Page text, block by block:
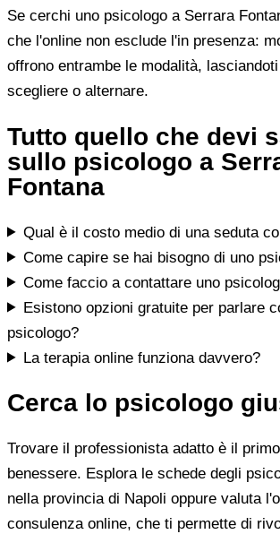
Se cerchi uno psicologo a Serrara
che l'online non esclude l'in presenza:
offrono entrambe le modalità,
scegliere o alternare.
Tutto quello che devi
sullo psicologo a
Fontana
Qual è il costo medio di una seduta
Come capire se hai bisogno di uno
Come faccio a contattare uno
Esistono opzioni gratuite per parlare
psicologo?
La terapia online funziona davvero?
Cerca lo psicologo
Trovare il professionista adatto è il
benessere. Esplora le schede degli
nella provincia di Napoli oppure valuta
consulenza online, che ti permette di